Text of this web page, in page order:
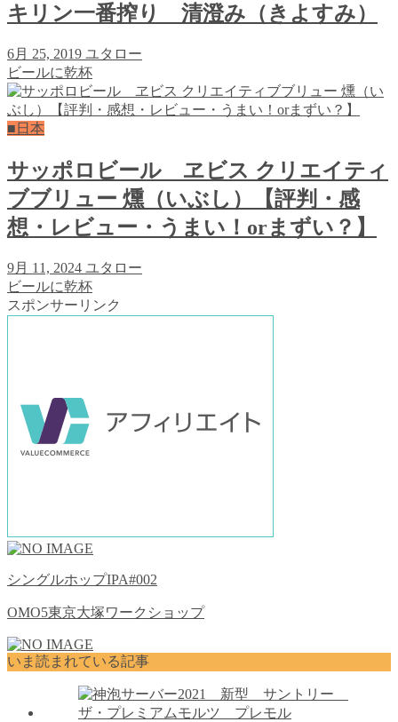
キリン一番搾り 清澄み（きよすみ）
6月 25, 2019 ユタロー
ビールに乾杯
■日本
サッポロビール ヱビス クリエイティ
ブブリュー 燻（いぶし）【評判・感
想・レビュー・うまい！orまずい？】
9月 11, 2024 ユタロー
ビールに乾杯
スポンサーリンク
シングルホップIPA#002
OMO5東京大塚ワークショップ
いま読まれている記事